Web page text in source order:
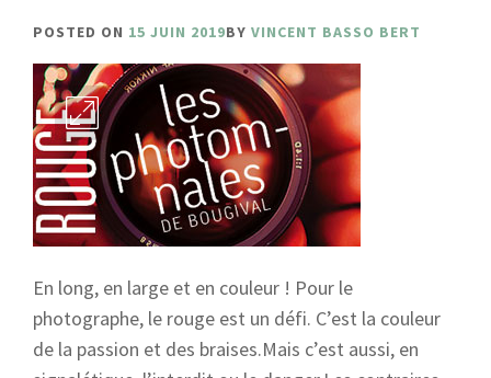
POSTED ON 15 JUIN 2019BY VINCENT BASSO BERT
En long, en large et en couleur ! Pour le
photographe, le rouge est un défi. C’est la couleur
de la passion et des braises.Mais c’est aussi, en